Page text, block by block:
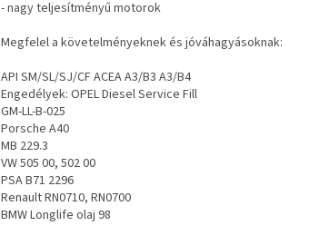
- nagy teljesítményű motorok
Megfelel a követelményeknek és jóváhagyásoknak:
API SM/SL/SJ/CF ACEA A3/B3 A3/B4
Engedélyek: OPEL Diesel Service Fill
GM-LL-B-025
Porsche A40
MB 229.3
VW 505 00, 502 00
PSA B71 2296
Renault RN0710, RN0700
BMW Longlife olaj 98